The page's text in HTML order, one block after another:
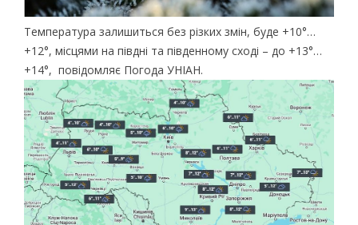
Температура залишиться без різких змін, буде +10°…
+12°, місцями на півдні та південному сході – до +13°…
+14°, повідомляє Погода УНІАН.